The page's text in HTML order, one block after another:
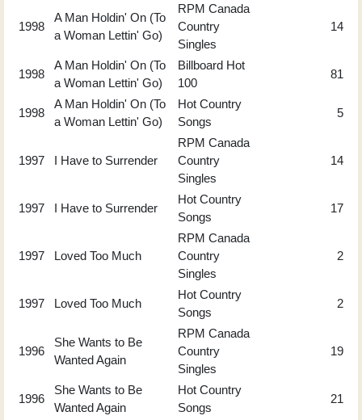
1998
A Man Holdin' On (To
a Woman Lettin' Go)
RPM Canada
Country
Singles
14
1998
A Man Holdin' On (To
a Woman Lettin' Go)
Billboard Hot
100
81
1998
A Man Holdin' On (To
a Woman Lettin' Go)
Hot Country
Songs
5
1997 I Have to Surrender
RPM Canada
Country
Singles
14
1997 I Have to Surrender
Hot Country
Songs
17
1997 Loved Too Much
RPM Canada
Country
Singles
2
1997 Loved Too Much
Hot Country
Songs
2
1996
She Wants to Be
Wanted Again
RPM Canada
Country
Singles
19
1996
She Wants to Be
Wanted Again
Hot Country
Songs
21